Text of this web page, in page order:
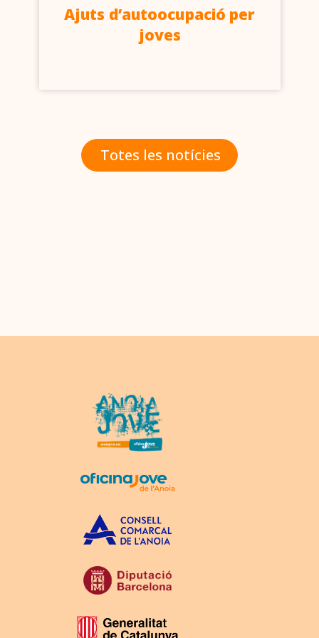
Ajuts d’autoocupació per
joves
Totes les notícies